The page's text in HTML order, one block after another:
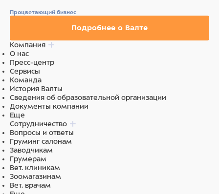
Процветающий бизнес
Подробнее о Валте
Компания
О нас
Пресс-центр
Сервисы
Команда
История Валты
Сведения об образовательной организации
Документы компании
Еще
Сотрудничество
Вопросы и ответы
Груминг салонам
Заводчикам
Грумерам
Вет. клиникам
Зоомагазинам
Вет. врачам